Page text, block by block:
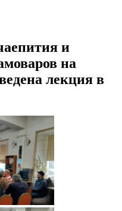
и
на
лекция в